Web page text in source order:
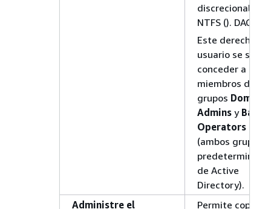
discrecional de
NTFS (). DACLs
Este derecho de
usuario se suele
conceder a los
miembros de los
grupos Domain
Adminsy
Operators
(ambos grupos
de Active
Directory).
Administre el
Permite copiar